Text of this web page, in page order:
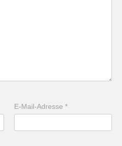
E-Mail-Adresse*